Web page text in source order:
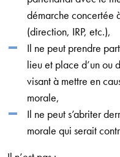
démarche concertée
(direction, IRP, etc.),
Il ne peut prendre
lieu et place d’un ou
visant à mettre en
morale,
Il ne peut s’abriter
morale qui serait